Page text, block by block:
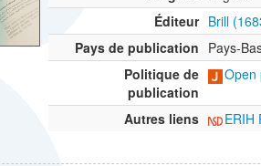
Éditeur Brill
Pays de publication Pays-
Politique de
publication
Open
Autres liens ERIH